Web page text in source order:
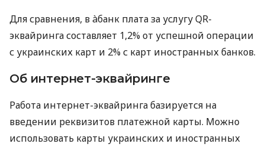
Для сравнения, в àбанк плата за услугу QR-
эквайринга составляет 1,2% от успешной операции
с украинских карт и 2% с карт иностранных банков.
Об интернет-эквайринге
Работа интернет-эквайринга базируется на
введении реквизитов платежной карты. Можно
использовать карты украинских и иностранных